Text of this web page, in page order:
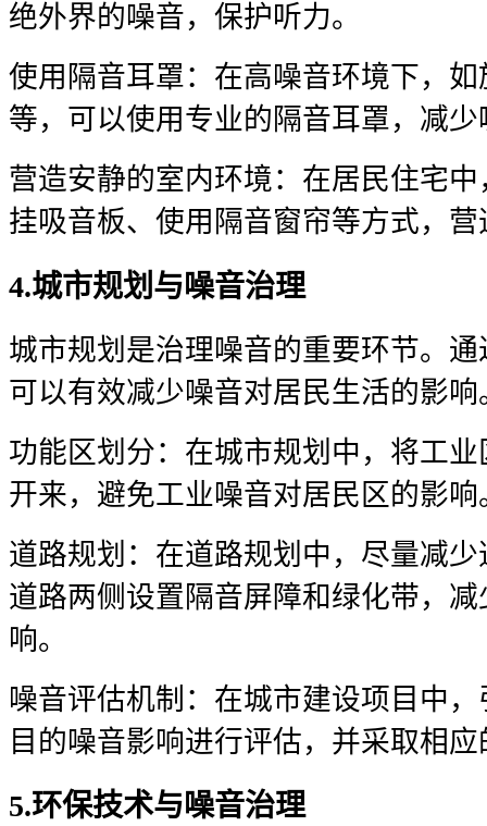
绝外界的噪音，保护听力。
使用隔音耳罩：在高噪音环境下，
等，可以使用专业的隔音耳罩，减
营造安静的室内环境：在居民住宅
挂吸音板、使用隔音窗帘等方式，
4.城市规划与噪音治理
城市规划是治理噪音的重要环节。
可以有效减少噪音对居民生活的影响
功能区划分：在城市规划中，将工
开来，避免工业噪音对居民区的影响
道路规划：在道路规划中，尽量减
道路两侧设置隔音屏障和绿化带，
响。
噪音评估机制：在城市建设项目中
目的噪音影响进行评估，并采取相
5.环保技术与噪音治理